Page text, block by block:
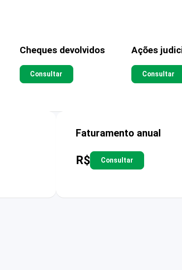
Cheques devolvidos
Consultar
Ações
Consultar
Faturamento anual
R$ Consultar